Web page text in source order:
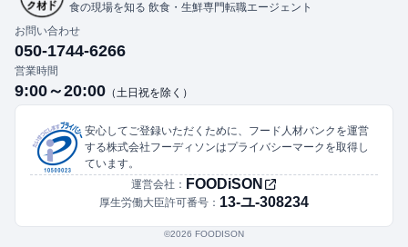
食の現場を知る 飲食・生鮮専門転職エージェント
お問い合わせ
050-1744-6266
営業時間
9:00～20:00 （土日祝を除く）
安心してご登録いただくために、フード人材バンクを運営
する株式会社フーディソンはプライバシーマークを取得し
ています。
運営会社： FOODiSON
厚生労働大臣許可番号： 13-ユ-308234
©︎2026 FOODISON